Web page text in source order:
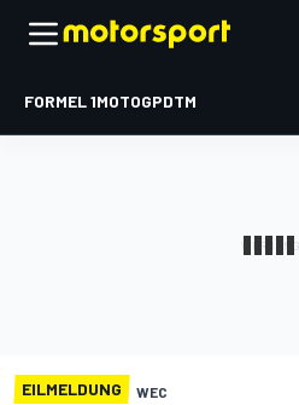
FORMEL 1MOTOGPDTM
EILMELDUNG WEC